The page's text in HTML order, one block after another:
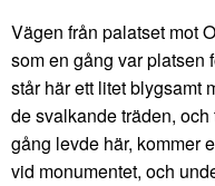
Vägen från palatset mot
som en gång var platsen
står här ett litet blygsamt
de svalkande träden,
gång levde här, kommer
vid monumentet, och